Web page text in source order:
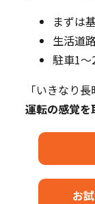
まずは
生活道
駐車1～
「いきなり
運転の感覚を
お